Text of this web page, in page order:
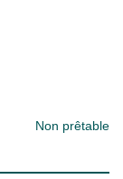
Non prêtable